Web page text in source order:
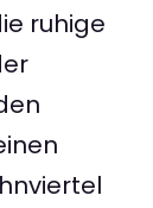
ruhige